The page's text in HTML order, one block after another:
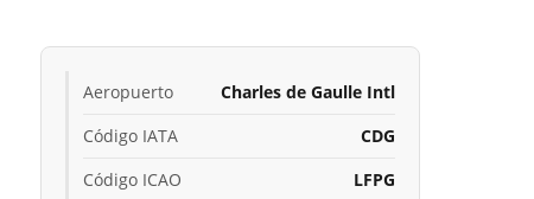
Aeropuerto
Charles de Gaulle Intl
Código IATA
CDG
Código ICAO
LFPG